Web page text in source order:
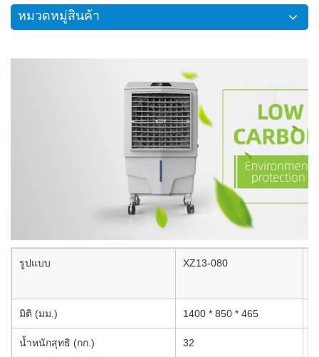
หมวดหมู่สินค้า
รูปแบบ XZ13-080
มิติ (มม.) 1400 * 850 * 465
น้ำหนักสุทธิ (กก.) 32